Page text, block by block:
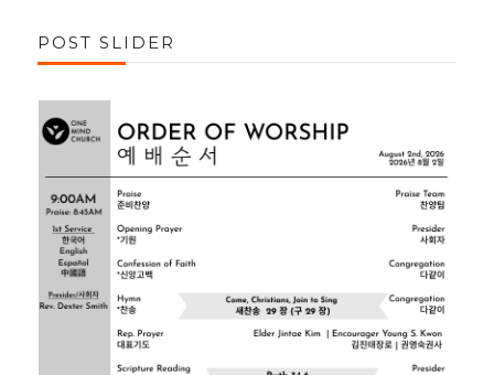
POST SLIDER